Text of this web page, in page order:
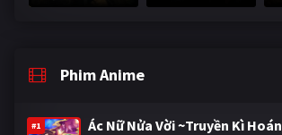
Phim Anime
#1 Ác Nữ Nửa Vời ~Truyền Kì